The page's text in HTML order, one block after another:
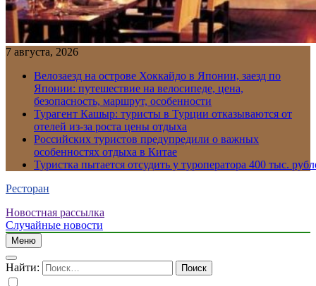
7 августа, 2026
Велозаезд на острове Хоккайдо в Японии, заезд по
Японии: путешествие на велосипеде, цена,
безопасность, маршрут, особенности
Турагент Кашыр: туристы в Турции отказываются от
отелей из-за роста цены отдыха
Российских туристов предупредили о важных
особенностях отдыха в Китае
Туристка пытается отсудить у туроператора 400 тыс.
Ресторан
Новостная рассылка
Случайные новости
Меню
Найти: